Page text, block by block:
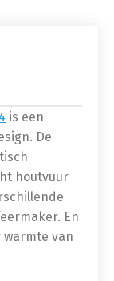
is een
De
houtvuur
En
van